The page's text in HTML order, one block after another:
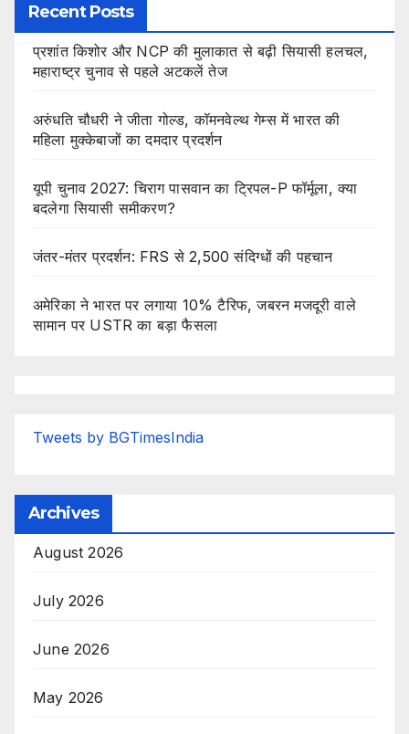
Recent Posts
प्रशांत किशोर और NCP की मुलाकात से बढ़ी सियासी हलचल,
महाराष्ट्र चुनाव से पहले अटकलें तेज
अरुंधति चौधरी ने जीता गोल्ड, कॉमनवेल्थ गेम्स में भारत की
महिला मुक्केबाजों का दमदार प्रदर्शन
यूपी चुनाव 2027: चिराग पासवान का ट्रिपल-P फॉर्मूला, क्या
बदलेगा सियासी समीकरण?
जंतर-मंतर प्रदर्शन: FRS से 2,500 संदिग्धों की पहचान
अमेरिका ने भारत पर लगाया 10% टैरिफ, जबरन मजदूरी वाले
सामान पर USTR का बड़ा फैसला
Tweets by BGTimesIndia
Archives
August 2026
July 2026
June 2026
May 2026